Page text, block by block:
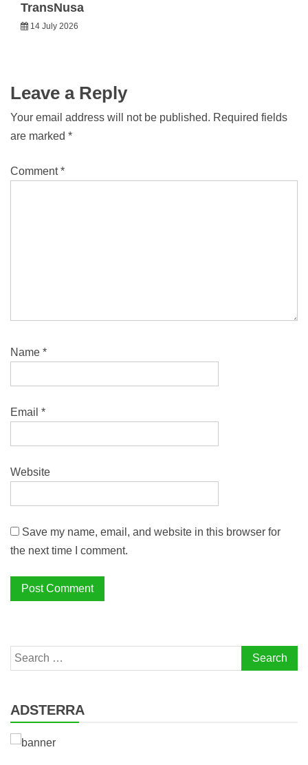
TransNusa
14 July 2026
Leave a Reply
Your email address will not be published. Required fields
are marked *
Comment*
Name *
Email *
Website
Save my name, email, and website in this browser for
the next time I comment.
Search
for:
ADSTERRA